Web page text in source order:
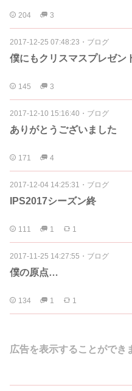
204 3
2017-12-25 07:48:23 ・ ブログ
僕にもクリスマスプレゼン
145 3
2017-12-10 15:16:40 ・ ブログ
ありがとうございました
171 4
2017-12-04 14:25:31 ・ ブログ
IPS2017シーズン終
111 1 1
2017-11-25 14:27:55 ・ ブログ
僕の原点…
134 1 1
広告を表示することができ